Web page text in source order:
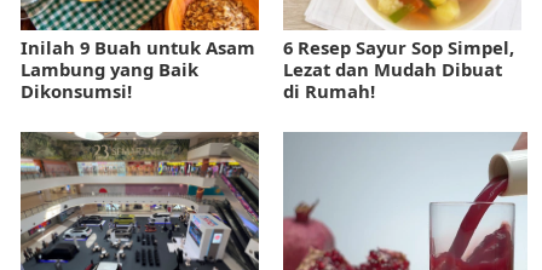
Inilah 9 Buah untuk Asam
Lambung yang Baik
Dikonsumsi!
6 Resep Sayur Sop Simpel,
Lezat dan Mudah Dibuat
di Rumah!